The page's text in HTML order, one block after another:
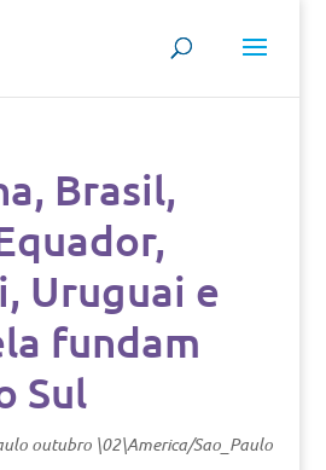
Brasil,
Uruguai e
fundam
Sul
outubro \02\America/Sao_Paulo